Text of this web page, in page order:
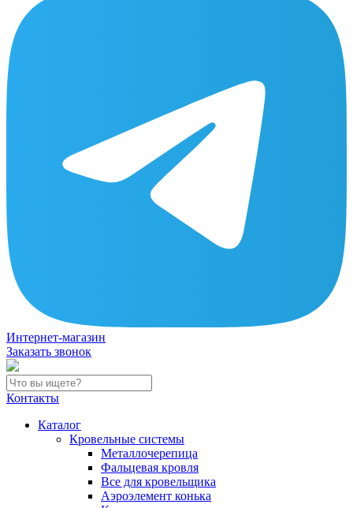
Интернет-магазин
Заказать звонок
Контакты
Каталог
Кровельные системы
Металлочерепица
Фальцевая кровля
Все для кровельщика
Аэроэлемент конька